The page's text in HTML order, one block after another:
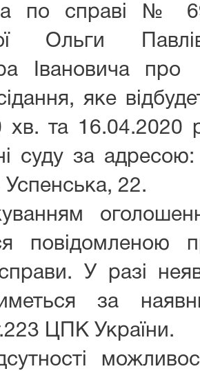
по справі №
Ольги
Івановича
яке
хв. та 16.04.2020
суду за
Успенська, 22.
повідомленою
У разі
за
ЦПК України.